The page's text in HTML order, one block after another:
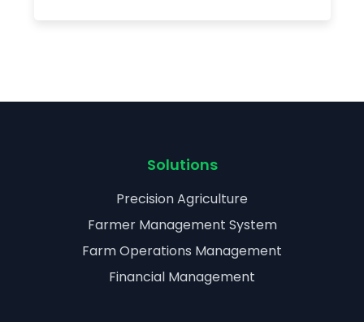
Solutions
Precision Agriculture
Farmer Management System
Farm Operations Management
Financial Management